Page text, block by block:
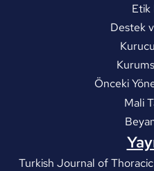
Etik
Destek
Önceki
Mali
Turkish Journal of